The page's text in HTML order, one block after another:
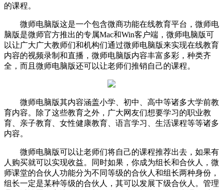
的课程。
微师电脑版这是一个包含微商功能在线教育平台，微师电
脑版是微师官方推出的专属Mac和Win客户端，微师电脑版可
以让广大广大教师们和机构们通过微师电脑版来实现在线教育
内容的视频录制和直播，微师电脑版内容丰富多彩，种类齐
全，而且微师电脑版还可以让老师们推销自己的课程。
微师电脑版其内容涵盖小学、初中、高中等诸多大学前教
育内容。除了这些教育之外，广大网友们想要学习的职业教
育、亲子教育、女性健康教育、语言学习、生活课程等等诸多
内容。
微师电脑版可以让老师们将自己的课程推荐出去，如果有
人购买就可以实现收益。同时如果，你成为组长和合伙人，微
师课堂的合伙人功能分为不同等级的合伙人和组长两种身份，
组长一定是某种等级的合伙人，其可以发展下级合伙人。管理